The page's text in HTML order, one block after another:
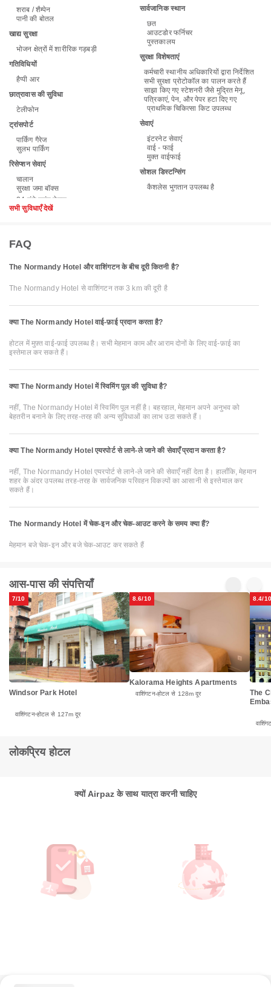
शराब / शैम्पेन
पानी की बोतल
खाद्य सुरक्षा
भोजन क्षेत्रों में शारीरिक गड़बड़ी
गतिविधियों
हैप्पी आर
छात्रावास की सुविधा
टेलीफोन
ट्रांसपोर्ट
पार्किंग गैरेज
सुलभ पार्किंग
रिसेप्शन सेवाएं
चालान
सुरक्षा जमा बॉक्स
सार्वजानिक स्थान
छत
आउटडोर फर्निचर
पुस्तकालय
सुरक्षा विशेषताएं
कर्मचारी स्थानीय अधिकारियों द्वारा निर्देशित
सभी सुरक्षा प्रोटोकॉल का पालन करते हैं
साझा किए गए स्टेशनरी जैसे मुद्रित मेनू,
पत्रिकाएं, पेन, और पेपर हटा दिए गए
प्राथमिक चिकित्सा किट उपलब्ध
सेवाएं
इंटरनेट सेवाएं
वाई - फाई
मुक्त वाईफाई
सोशल डिस्टन्सिंग
कैशलेस भुगतान उपलब्ध है
सभी सुविधाएँ देखें
FAQ
The Normandy Hotel और वाशिंगटन के बीच दूरी कितनी है?
The Normandy Hotel से वाशिंगटन तक 3 km की दूरी है
क्या The Normandy Hotel वाई-फ़ाई प्रदान करता है?
होटल में मुफ़्त वाई-फ़ाई उपलब्ध है। सभी मेहमान काम और आराम दोनों के लिए वाई-फ़ाई का
इस्तेमाल कर सकते हैं।
क्या The Normandy Hotel में स्विमिंग पूल की सुविधा है?
नहीं, The Normandy Hotel में स्विमिंग पूल नहीं है। बहरहाल, मेहमान अपने अनुभव को
बेहतरीन बनाने के लिए तरह-तरह की अन्य सुविधाओं का लाभ उठा सकते हैं।
क्या The Normandy Hotel एयरपोर्ट से लाने-ले जाने की सेवाएँ प्रदान करता है?
नहीं, The Normandy Hotel एयरपोर्ट से लाने-ले जाने की सेवाएँ नहीं देता है। हालाँकि, मेहमान
शहर के अंदर उपलब्ध तरह-तरह के सार्वजनिक परिवहन विकल्पों का आसानी से इस्तेमाल कर
सकते हैं।
The Normandy Hotel में चेक-इन और चेक-आउट करने के समय क्या हैं?
मेहमान बजे चेक-इन और बजे चेक-आउट कर सकते हैं
आस-पास की संपत्तियाँ
7/10
Windsor Park Hotel
वाशिंगटन होटल से 127m दूर
8.6/10
Kalorama Heights Apartments
वाशिंगटन होटल से 128m दूर
8.4/10
The
लोकप्रिय होटल
क्यों Airpaz के साथ यात्रा करनी चाहिए